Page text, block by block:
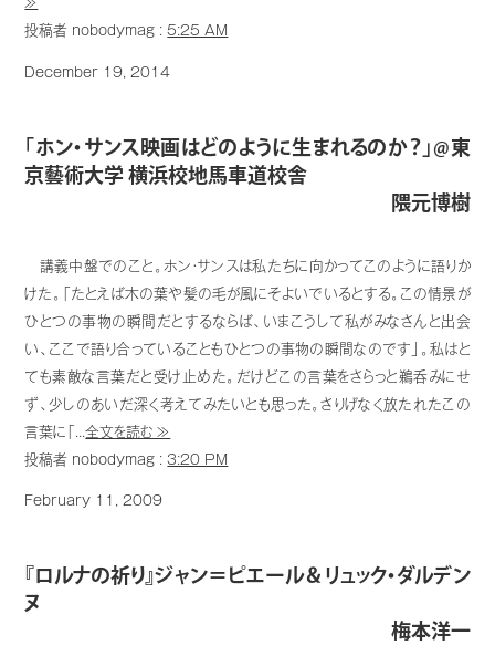
投稿者 nobodymag :5:25 AM
December 19, 2014
「ホン・サンス映画はどのように生まれるのか？」@東
京藝術大学 横浜校地馬車道校舎
隈元博樹
講義中盤でのこと。ホン・サンスは私たちに向かってこのように語りか
けた。「たとえば木の葉や髪の毛が風にそよいでいるとする。この情景が
ひとつの事物の瞬間だとするならば、いまこうして私がみなさんと出会
い、ここで語り合っていることもひとつの事物の瞬間なのです」。私はと
ても素敵な言葉だと受け止めた。だけどこの言葉をさらっと鵜呑みにせ
ず、少しのあいだ深く考えてみたいとも思った。さりげなく放たれたこの
言葉に「...全文を読む ≫
投稿者 nobodymag :3:20 PM
February 11, 2009
『ロルナの祈り』ジャン＝ピエール＆リュック・ダルデン
ヌ
梅本洋一